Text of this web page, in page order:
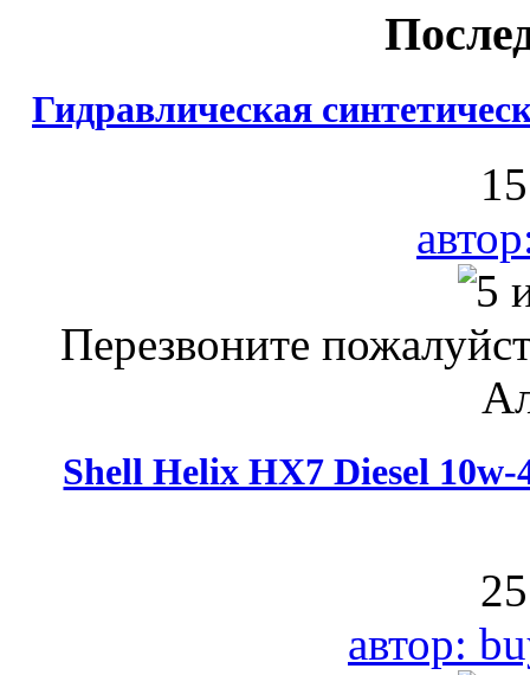
Гидравлическая
Перезвоните
Shell Helix HX7 Diesel 10w-
автор: